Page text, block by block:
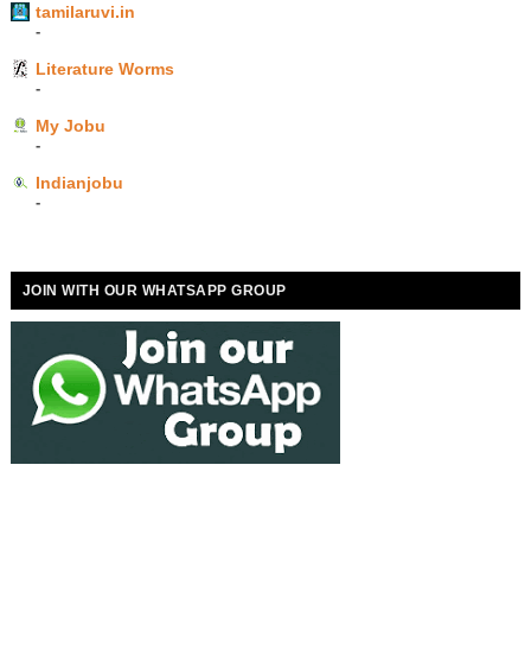
tamilaruvi.in
-
Literature Worms
-
My Jobu
-
Indianjobu
-
JOIN WITH OUR WHATSAPP GROUP